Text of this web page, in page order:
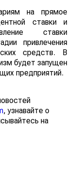
на прямое
ставки и
ставки
привлечения
средств. В
будет запущен
предприятий.
, узнавайте о
на